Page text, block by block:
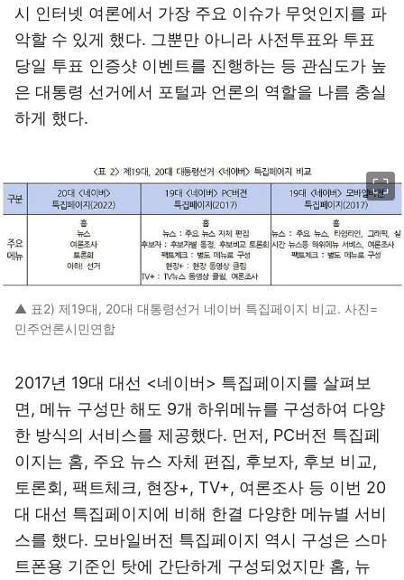
시 인터넷 여론에서 가장 주요 이슈가 무엇인지를 파
악할 수 있게 했다. 그뿐만 아니라 사전투표와 투표
당일 투표 인증샷 이벤트를 진행하는 등 관심도가 높
은 대통령 선거에서 포털과 언론의 역할을 나름 충실
하게 했다.
▲ 표2) 제19대, 20대 대통령선거 네이버 특집페이지 비교. 사진=
민주언론시민연합
2017년 19대 대선 <네이버> 특집페이지를 살펴보
면, 메뉴 구성만 해도 9개 하위메뉴를 구성하여 다양
한 방식의 서비스를 제공했다. 먼저, PC버전 특집페
이지는 홈, 주요 뉴스 자체 편집, 후보자, 후보 비교,
토론회, 팩트체크, 현장+, TV+, 여론조사 등 이번 20
대 대선 특집페이지에 비해 한결 다양한 메뉴별 서비
스를 했다. 모바일버전 특집페이지 역시 구성은 스마
트폰용 기준인 탓에 간단하게 구성되었지만 홈, 뉴